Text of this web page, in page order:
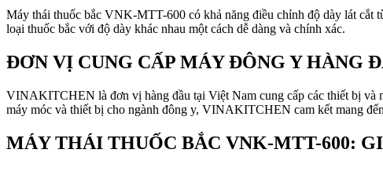
Máy thái thuốc bắc VNK-MTT-600 có khả năng điều chỉnh độ dày lát cắt
loại thuốc bắc với độ dày khác nhau một cách dễ dàng và chính xác.
ĐƠN VỊ CUNG CẤP MÁY ĐÔNG Y HÀNG
VINAKITCHEN là đơn vị hàng đầu tại Việt Nam cung cấp các thiết bị và
máy móc và thiết bị cho ngành đông y, VINAKITCHEN cam kết mang
MÁY THÁI THUỐC BẮC VNK-MTT-600: